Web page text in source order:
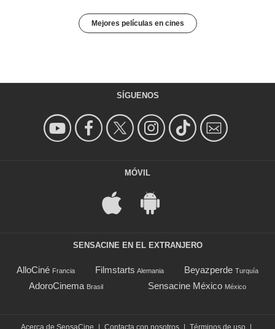
Mejores películas en cines
SÍGUENOS
MÓVIL
SENSACINE EN EL EXTRANJERO
AlloCiné Francia Filmstarts Alemania Beyazperde Turquía
AdoroCinema Brasil Sensacine México México
Acerca de SensaCine | Contacta con nosotros | Términos de uso |